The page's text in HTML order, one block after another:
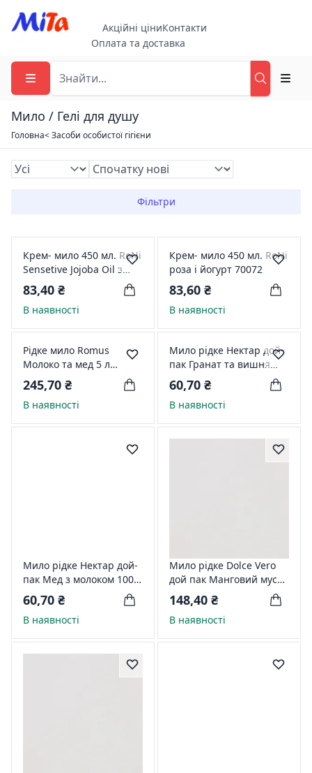
Акційні ціниКонтакти
Оплата та доставка
Мило / Гелі для душу
Головна< Засоби особистої гігієни
Фільтри
Крем- мило 450 мл. RoNi
Sensetive Jojoba Oil з
гліцеріном 0412
83,40 ₴
В наявності
Крем- мило 450 мл. RoNi
роза і йогурт 70072
83,60 ₴
В наявності
Рідке мило Romus
Молоко та мед 5 л
923753
245,70 ₴
В наявності
Мило рідке Нектар дой-
пак Гранат та вишня
1000 мл 55617
60,70 ₴
В наявності
Мило рідке Нектар дой-
пак Мед з молоком 1000
мл 35145
60,70 ₴
В наявності
Мило рідке Dolce Vero
дой пак Манговий мус
1500 мл 59092
148,40 ₴
В наявності